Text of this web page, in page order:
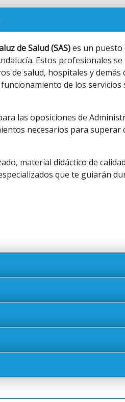
de Salud (SAS)es un puesto
Estos profesionales se
de salud, hospitales y demás
de los
las oposiciones de
necesarios para superar
material didáctico de
que te guiarán